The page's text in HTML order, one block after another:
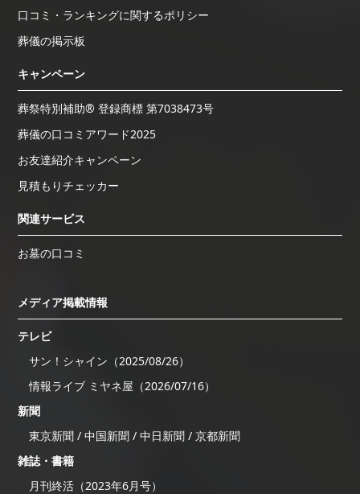
口コミ・ランキングに関するポリシー
葬儀の掲示板
キャンペーン
葬祭特別補助® 登録商標 第7038473号
葬儀の口コミアワード2025
お友達紹介キャンペーン
見積もりチェッカー
関連サービス
お墓の口コミ
メディア掲載情報
テレビ
サン！シャイン（2025/08/26）
情報ライブ ミヤネ屋（2026/07/16）
新聞
東京新聞 / 中国新聞 / 中日新聞 / 京都新聞
雑誌・書籍
月刊終活（2023年6月号）